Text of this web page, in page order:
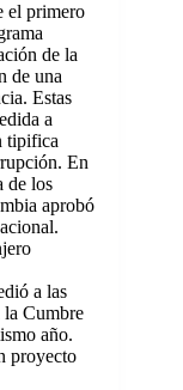
el primero
de la
de una
Estas
a
tipifica
En
de los
aprobó
a las
la Cumbre
año.
proyecto